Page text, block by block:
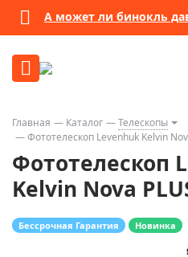
А может ли бинокль
Главная Каталог
Телескопы
Фототелескоп Levenhuk Kelvin
Фототелескоп
Kelvin Nova
Бессрочная Гарантия Новинка